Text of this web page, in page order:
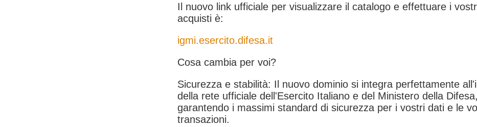
Il nuovo link ufficiale per visualizzare il catalogo e effettuare i
acquisti è:
igmi.esercito.difesa.it
Cosa cambia per voi?
Sicurezza e stabilità: Il nuovo dominio si integra perfettamente
della rete ufficiale dell'Esercito Italiano e del Ministero della Difesa,
garantendo i massimi standard di sicurezza per i vostri dati e le
transazioni.